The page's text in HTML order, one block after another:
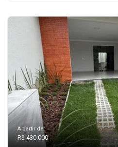
A partir de:
R$ 430.000